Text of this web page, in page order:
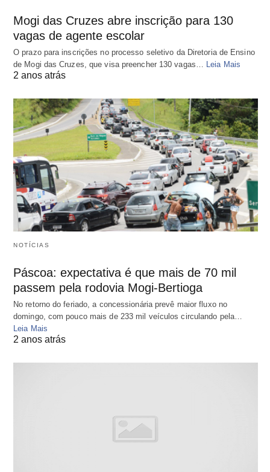
Mogi das Cruzes abre inscrição para 130
vagas de agente escolar
O prazo para inscrições no processo seletivo da Diretoria de Ensino
de Mogi das Cruzes, que visa preencher 130 vagas… Leia Mais
2 anos atrás
NOTÍCIAS
Páscoa: expectativa é que mais de 70 mil
passem pela rodovia Mogi-Bertioga
No retorno do feriado, a concessionária prevê maior fluxo no
domingo, com pouco mais de 233 mil veículos circulando pela…
Leia Mais
2 anos atrás